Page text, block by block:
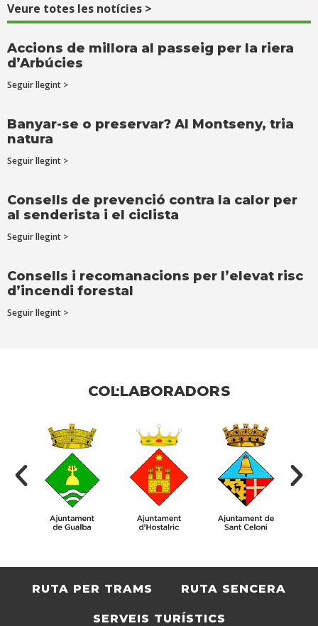
Veure totes les notícies >
Accions de millora al passeig per la riera
d’Arbúcies
Seguir llegint >
Banyar-se o preservar? Al Montseny, tria
natura
Seguir llegint >
Consells de prevenció contra la calor per
al senderista i el ciclista
Seguir llegint >
Consells i recomanacions per l’elevat risc
d’incendi forestal
Seguir llegint >
COL·LABORADORS
RUTA PER TRAMS RUTA SENCERA
SERVEIS TURÍSTICS